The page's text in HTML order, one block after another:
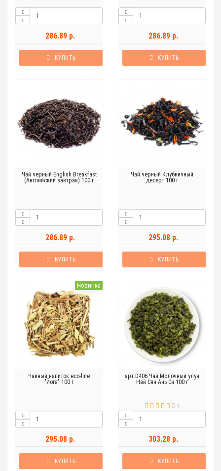
286.89 р.
КУПИТЬ
286.89 р.
КУПИТЬ
Чай черный English Breakfast
(Английский завтрак) 100 г
286.89 р.
КУПИТЬ
Чай черный Клубничный
десерт 100 г
295.08 р.
КУПИТЬ
Новинка
Чайный напиток eco-line
"Йога" 100 г
295.08 р.
КУПИТЬ
арт.D406 Чай Молочный улун
Най Сян Ань Си 100 г
1
303.28 р.
КУПИТЬ